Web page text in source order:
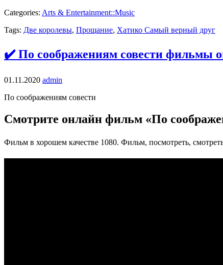
Categories: Arts & Entertainment::Music
Tags: Две королевы, Прощание, Хатико Самый верный друг
✔️ По соображениям совести фильмы
01.11.2020 admin
По соображениям совести
Смотрите онлайн фильм «По
Фильм в хорошем качестве 1080. Фильм, посмотреть,